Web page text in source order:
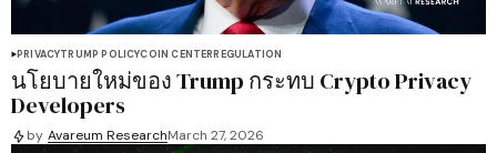
PRIVACYTRUMP POLICYCOIN CENTERREGULATION
นโยบายใหม่ของ Trump กระทบ Crypto Privacy
Developers
by Avareum ResearchMarch 27, 2026